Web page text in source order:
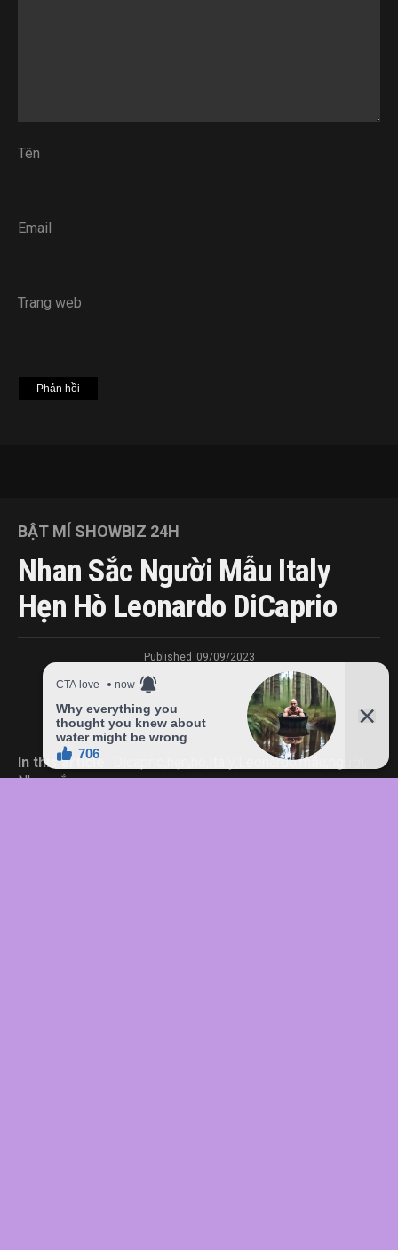
Tên
Email
Trang web
BẬT MÍ SHOWBIZ 24H
Nhan Sắc Người Mẫu Italy
Hẹn Hò Leonardo DiCaprio
Published 09/09/2023
In this article: Leonardo,mẫu
Nhan,sắc